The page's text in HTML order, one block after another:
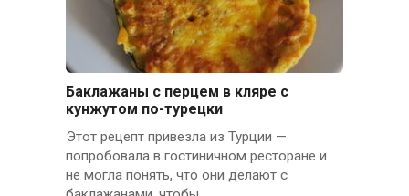
Баклажаны с перцем в кляре с
кунжутом по-турецки
Этот рецепт привезла из Турции —
попробовала в гостиничном ресторане и
не могла понять, что они делают с